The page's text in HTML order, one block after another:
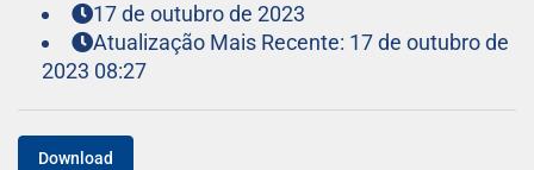
17 de outubro de 2023
Atualização Mais Recente: 17 de outubro de
2023 08:27
Download